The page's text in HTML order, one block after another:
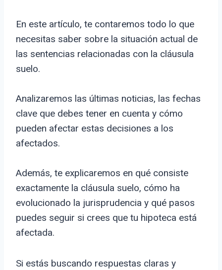
En este artículo, te contaremos todo lo que
necesitas saber sobre la situación actual de
las sentencias relacionadas con la cláusula
suelo.
Analizaremos las últimas noticias, las fechas
clave que debes tener en cuenta y cómo
pueden afectar estas decisiones a los
afectados.
Además, te explicaremos en qué consiste
exactamente la cláusula suelo, cómo ha
evolucionado la jurisprudencia y qué pasos
puedes seguir si crees que tu hipoteca está
afectada.
Si estás buscando respuestas claras y